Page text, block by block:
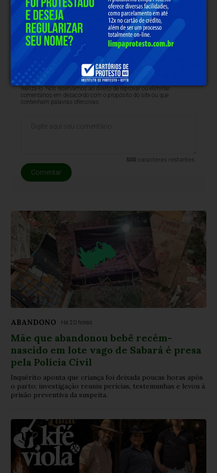
Clique aqui e faça parte do nosso grupo no
WhatsApp
* O conteúdo de cada comentário é de responsabilidade de quem
realizá-lo. Nos reservamos ao direito de reprovar ou eliminar
comentários em desacordo com o propósito do site ou que
contenham palavras ofensivas.
500 caracteres restantes.
Comentar
ABANDONO Há 20 horas
Mãe que abandonou bebê recém-
nascido em lote vago de Sabará é presa
pela Polícia Civil
Inquérito aponta que criança foi deixada poucas horas após
o parto; investigação reuniu perícias, testemunhas e levou à
prisão preventiva da suspeita.